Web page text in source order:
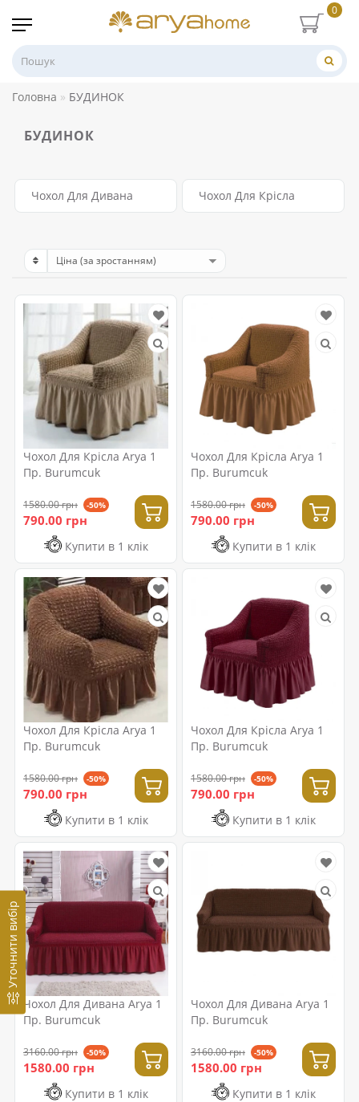
0
Головна БУДИНОК
Уточнити вибір
БУДИНОК
Чохол Для Дивана Чохол Для Крісла
Чохол Для Крісла Arya 1
Пр. Burumcuk
1580.00 грн -50%
790.00 грн
Купити в 1 клік
Чохол Для Крісла Arya 1
Пр. Burumcuk
1580.00 грн -50%
790.00 грн
Купити в 1 клік
Чохол Для Крісла Arya 1
Пр. Burumcuk
1580.00 грн -50%
790.00 грн
Купити в 1 клік
Чохол Для Крісла Arya 1
Пр. Burumcuk
1580.00 грн -50%
790.00 грн
Купити в 1 клік
Чохол Для Дивана Arya 1
Пр. Burumcuk
3160.00 грн -50%
1580.00 грн
Купити в 1 клік
Чохол Для Дивана Arya 1
Пр. Burumcuk
3160.00 грн -50%
1580.00 грн
Купити в 1 клік